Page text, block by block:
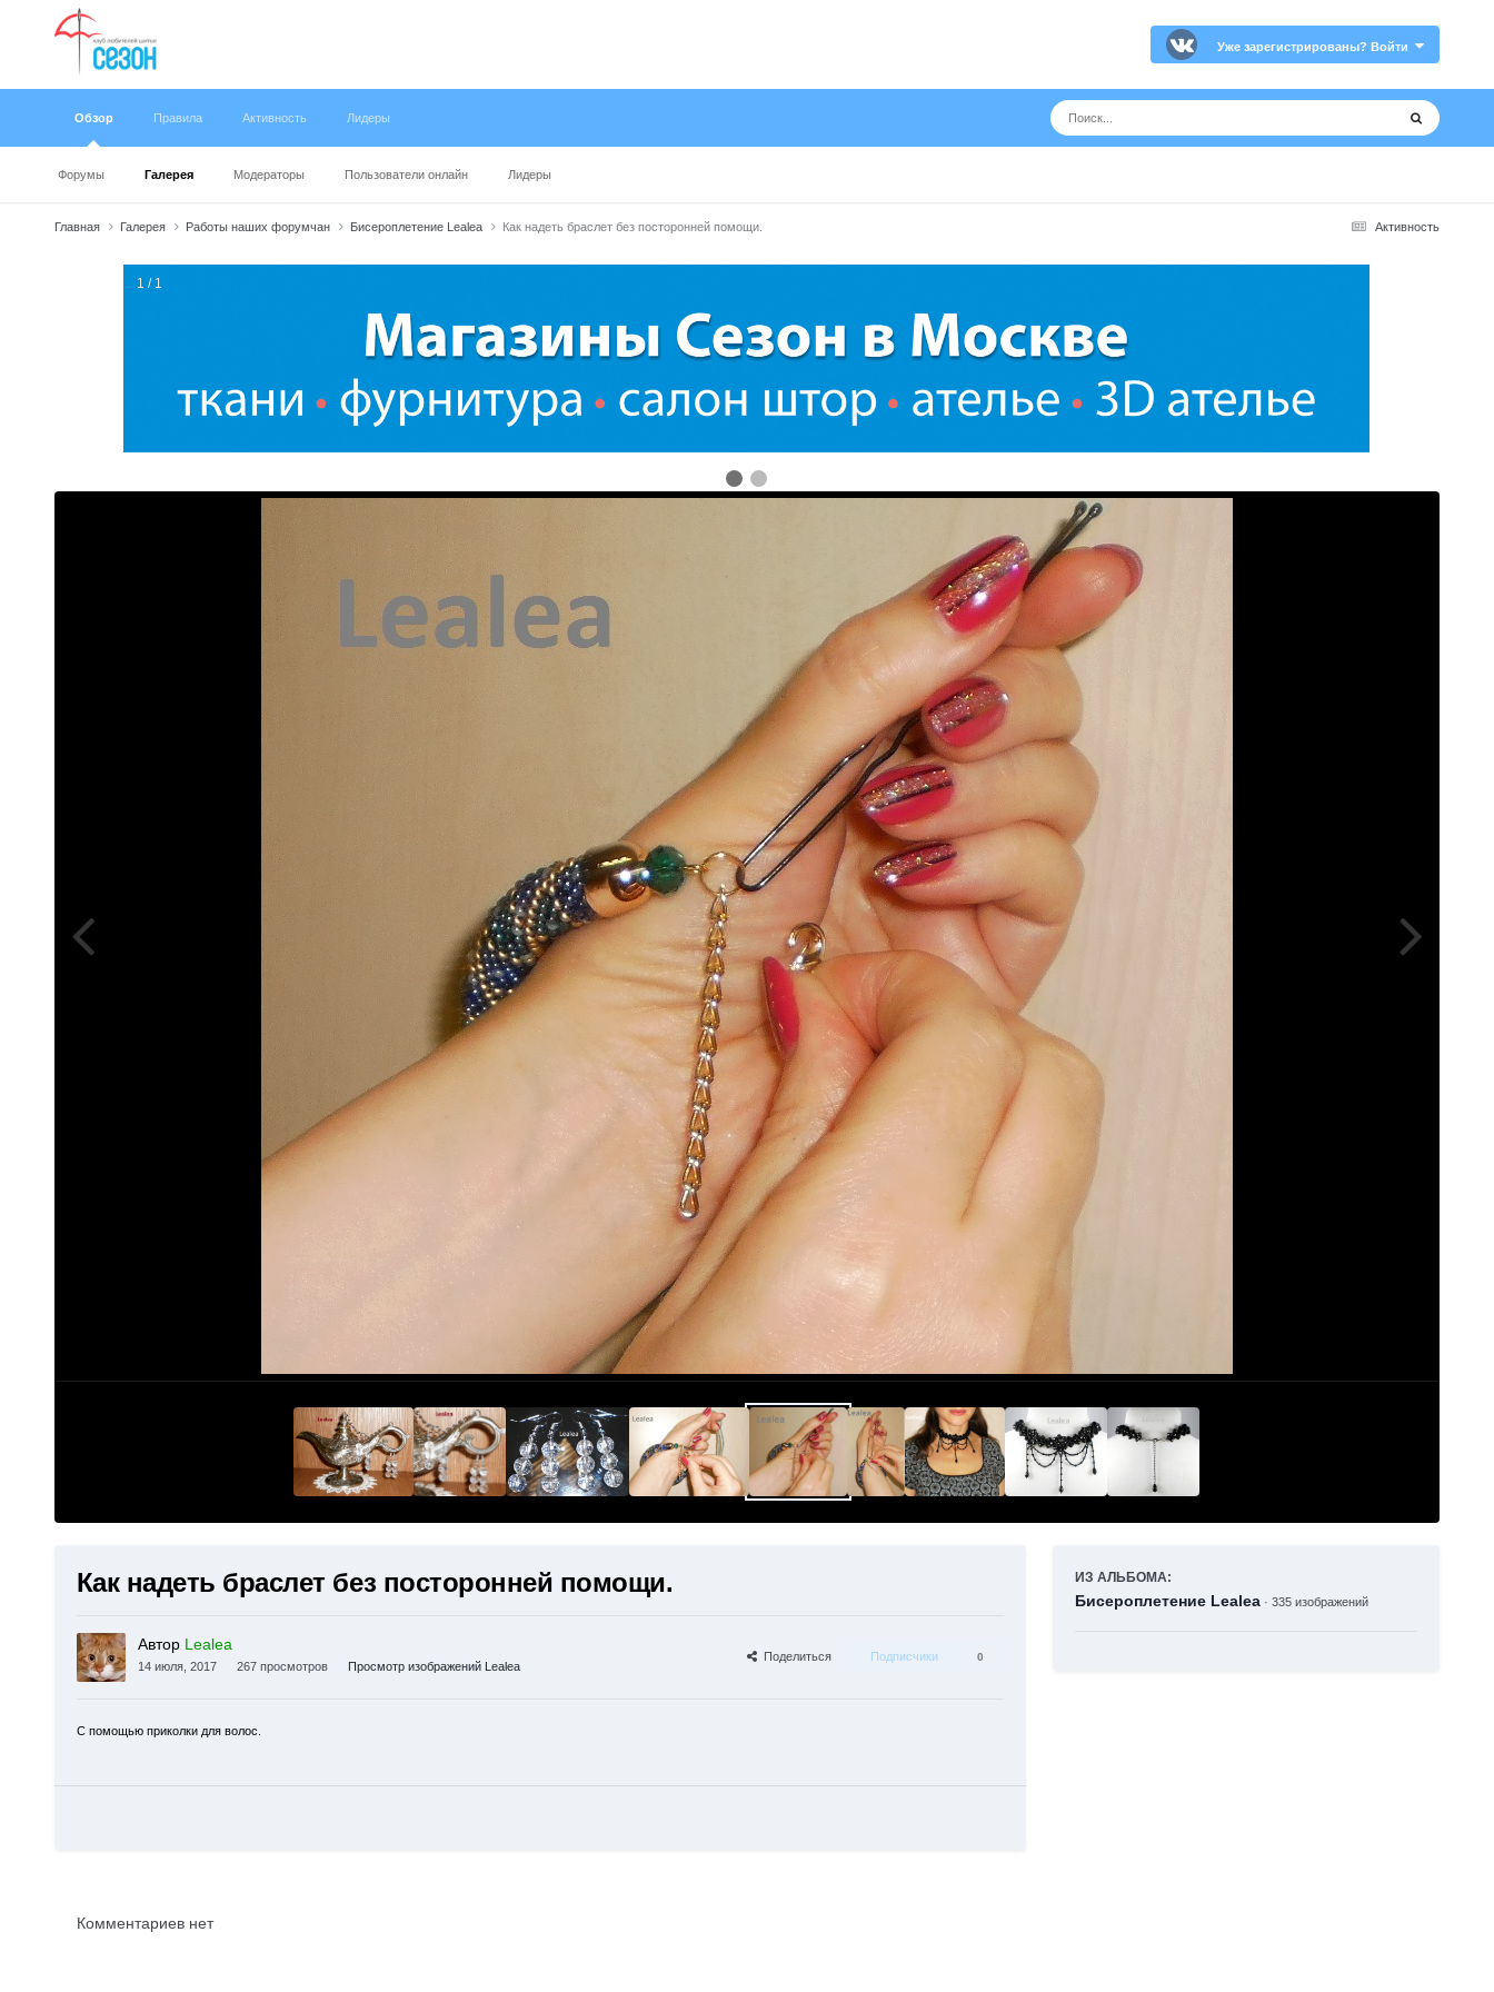
Уже зарегистрированы? Войти
Обзор
Форумы Галерея Модераторы Пользователи онлайн Лидеры
Правила Активность Лидеры
Активность
Главная Галерея Работы наших форумчан Бисероплетение Lealea Как надеть браслет без посторонней помощи.
1 / 1
Как надеть браслет без посторонней помощи.
Автор Lealea
14 июля, 2017 267 просмотров Просмотр изображений Lealea
Поделиться Подписчики 0
С помощью приколки для волос.
ИЗ АЛЬБОМА:
Бисероплетение Lealea · 335 изображений
Комментариев нет